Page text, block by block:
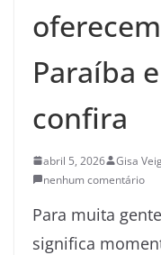
Paraíba
confira
abril 5, 2026 Gisa
nenhum comentário
Para muita
significa